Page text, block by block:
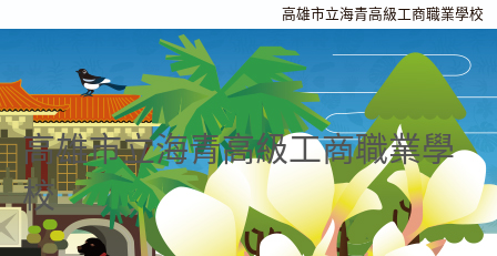
高雄市立海青高級工商職業學校
高雄市立海青高級工商職業學
校